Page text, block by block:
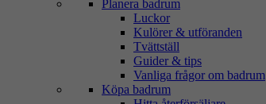
Planera badrum
Luckor
Kulörer & utföranden
Tvättställ
Guider & tips
Vanliga frågor om badrum
Köpa badrum